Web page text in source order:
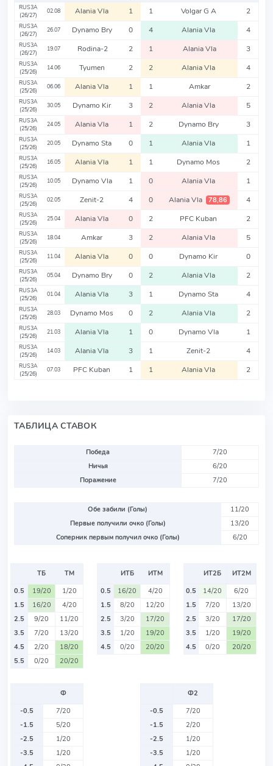
RUS3A
(26/27)
02.08 Alania Vla 1 1 Volgar G A 2
RUS3A
(26/27)
26.07 Dynamo Bry 0 4 Alania Vla 4
RUS3A
(26/27)
19.07 Rodina-2 2 1 Alania Vla 3
RUS3A
(25/26)
14.06 Tyumen 2 2 Alania Vla 4
RUS3A
(25/26)
06.06 Alania Vla 1 1 Amkar 2
RUS3A
(25/26)
30.05 Dynamo Kir 3 2 Alania Vla 5
RUS3A
(25/26)
24.05 Alania Vla 1 2 Dynamo Bry 3
RUS3A
(25/26)
20.05 Dynamo Sta 0 1 Alania Vla 1
RUS3A
(25/26)
16.05 Alania Vla 1 1 Dynamo Mos 2
RUS3A
(25/26)
10.05 Dynamo Vla 1 0 Alania Vla 1
RUS3A
(25/26)
02.05 Zenit-2 4 0 Alania Vla 78,86 4
RUS3A
(25/26)
25.04 Alania Vla 0 2 PFC Kuban 2
RUS3A
(25/26)
18.04 Amkar 3 2 Alania Vla 5
RUS3A
(25/26)
11.04 Alania Vla 0 0 Dynamo Kir 0
RUS3A
(25/26)
05.04 Dynamo Bry 0 2 Alania Vla 2
RUS3A
(25/26)
01.04 Alania Vla 3 1 Dynamo Sta 4
RUS3A
(25/26)
28.03 Dynamo Mos 0 2 Alania Vla 2
RUS3A
(25/26)
21.03 Alania Vla 1 0 Dynamo Vla 1
RUS3A
(25/26)
14.03 Alania Vla 3 1 Zenit-2 4
RUS3A
(25/26)
07.03 PFC Kuban 1 1 Alania Vla 2
ТАБЛИЦА СТАВОК
Победа
7/20
Ничья
6/20
Поражение
7/20
Обе забили (Голы)
11/20
Первые получили очко (Голы)
13/20
Соперник первым получил очко (Голы)
6/20
ТБ
ТМ
0.5
19/20
1/20
1.5
16/20
4/20
2.5
9/20
11/20
3.5
7/20
13/20
4.5
2/20
18/20
5.5
0/20 20/20
ИТБ
ИТМ
0.5
16/20
4/20
1.5
8/20
12/20
2.5
3/20
17/20
3.5
1/20
19/20
4.5
0/20 20/20
ИТ2Б
ИТ2М
0.5
14/20
6/20
1.5
7/20
13/20
2.5
3/20
17/20
3.5
1/20
19/20
4.5
0/20 20/20
Ф
-0.5
7/20
-1.5
5/20
-2.5
1/20
-3.5
1/20
Ф2
-0.5
7/20
-1.5
2/20
-2.5
1/20
-3.5
1/20